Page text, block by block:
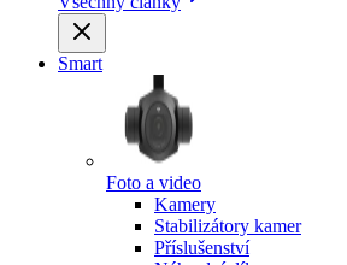
Smart
Foto a video
Kamery
Stabilizátory kamer
Příslušenství